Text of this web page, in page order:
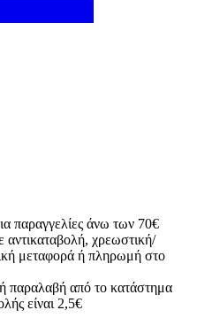
άνω των 70€
χρεωστική/
μεταφορά ή πληρωμή στο
από το κατάστημα
είναι 2,5€